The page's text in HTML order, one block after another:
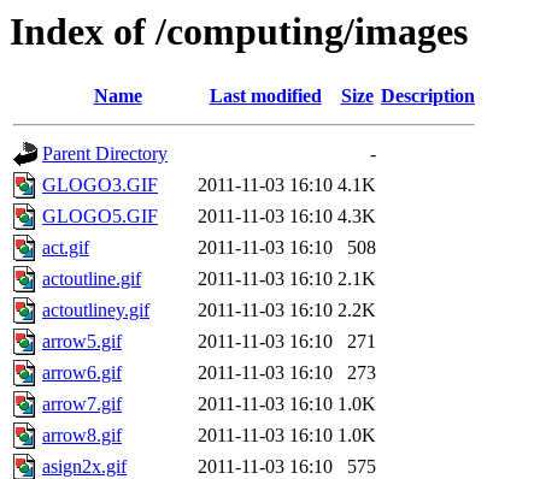
Index of /computing/images
Name Last modified Size Description
Parent Directory
-
GLOGO3.GIF
2011-11-03 16:10 4.1K
GLOGO5.GIF
2011-11-03 16:10 4.3K
act.gif
2011-11-03 16:10
508
actoutline.gif
2011-11-03 16:10 2.1K
actoutliney.gif
2011-11-03 16:10 2.2K
arrow5.gif
2011-11-03 16:10
271
arrow6.gif
2011-11-03 16:10
273
arrow7.gif
2011-11-03 16:10 1.0K
arrow8.gif
2011-11-03 16:10 1.0K
asign2x.gif
2011-11-03 16:10
575